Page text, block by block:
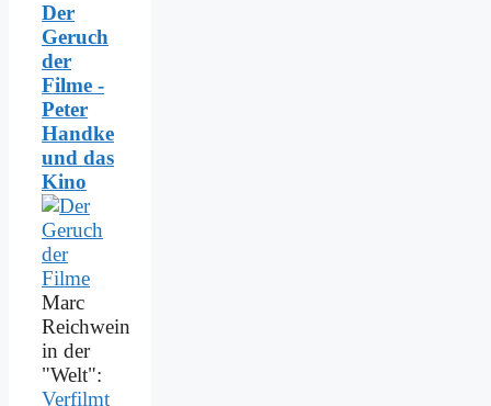
Der
Geruch
der
Filme -
Peter
Handke
und das
Kino
Marc
Reichwein
in der
"Welt":
Verfilmt